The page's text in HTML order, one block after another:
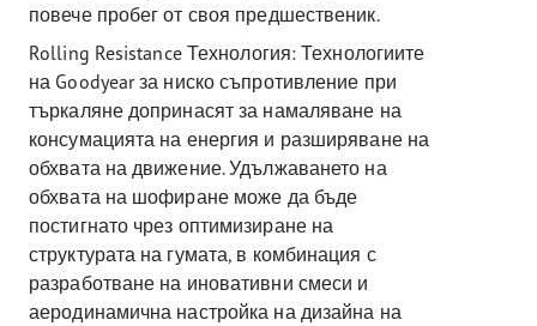
повече пробег от своя предшественик.
Rolling Resistance Технология: Технологиите
на Goodyear за ниско съпротивление при
търкаляне допринасят за намаляване на
консумацията на енергия и разширяване на
обхвата на движение. Удължаването на
обхвата на шофиране може да бъде
постигнато чрез оптимизиране на
структурата на гумата, в комбинация с
разработване на иновативни смеси и
аеродинамична настройка на дизайна на